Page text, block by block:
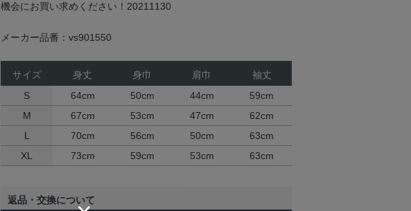
機会にお買い求めください！20211130
メーカー品番：vs901550
サイズ 身丈 身巾 肩巾
袖丈
S
64cm 50cm 44cm
59cm
M
67cm 53cm 47cm
62cm
L
70cm 56cm 50cm
63cm
XL
73cm 59cm 53cm 63cm
返品・交換について